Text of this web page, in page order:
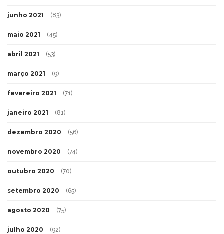
junho 2021 (83)
maio 2021 (45)
abril 2021 (53)
março 2021 (9)
fevereiro 2021 (71)
janeiro 2021 (81)
dezembro 2020 (56)
novembro 2020 (74)
outubro 2020 (70)
setembro 2020 (65)
agosto 2020 (75)
julho 2020 (92)